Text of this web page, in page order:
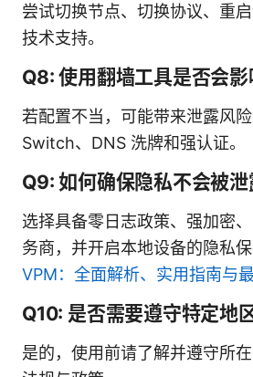
尝试切换节点、切换协议、重
技术支持。
Q8: 使用翻墙工具是否会影
若配置不当，可能带来泄露风
Switch、DNS 洗牌和强认证。
Q9: 如何确保隐私不会被泄
选择具备零日志政策、强加密
务商，并开启本地设备的隐私保
VPM：全面解析、实用指南与
Q10: 是否需要遵守特定地
是的，使用前请了解并遵守所